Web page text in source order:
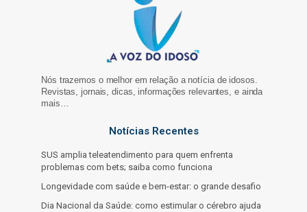
Nós trazemos o melhor em relação a notícia de idosos.
Revistas, jornais, dicas, informações relevantes, e ainda
mais…
Notícias Recentes
SUS amplia teleatendimento para quem enfrenta
problemas com bets; saiba como funciona
Longevidade com saúde e bem-estar: o grande desafio
Dia Nacional da Saúde: como estimular o cérebro ajuda